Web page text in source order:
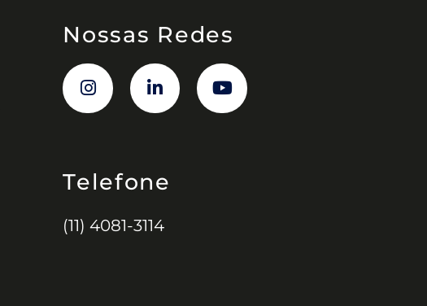
Nossas Redes
Telefone
(11) 4081-3114